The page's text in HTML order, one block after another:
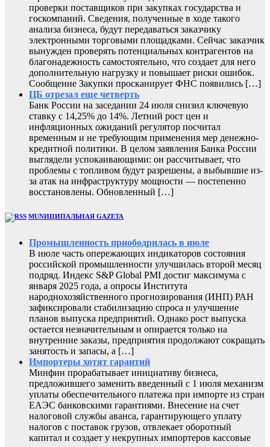
проверки поставщиков при закупках государства и
госкомпаний. Сведения, полученные в ходе такого
анализа бизнеса, будут передаваться заказчику
электронными торговыми площадками. Сейчас заказчик
вынужден проверять потенциальных контрагентов на
благонадежность самостоятельно, что создает для него
дополнительную нагрузку и повышает риски ошибок.
Сообщение Закупки просканирует ФНС появились […]
ЦБ отрезал еще четверть
Банк России на заседании 24 июля снизил ключевую
ставку с 14,25% до 14%. Летний рост цен и
инфляционных ожиданий регулятор посчитал
временным и не требующим применения мер денежно-
кредитной политики. В целом заявления Банка России
выглядели успокаивающими: он рассчитывает, что
проблемы с топливом будут разрешены, а выбывшие из-
за атак на инфраструктуру мощности — постепенно
восстановлены. Обновленный […]
MUNИЦИПАЛЬНАЯ GAZЕТА
Промышленность приободрилась в июле
В июле часть опережающих индикаторов состояния
российской промышленности улучшилась второй месяц
подряд. Индекс S&P Global PMI достиг максимума с
января 2025 года, а опросы Института
народнохозяйственного прогнозирования (ИНП) РАН
зафиксировали стабилизацию спроса и улучшение
планов выпуска предприятий. Однако рост выпуска
остается незначительным и опирается только на
внутренние заказы, предприятия продолжают сокращать
занятость и запасы, а […]
Импортеры хотят гарантий
Минфин прорабатывает инициативу бизнеса,
предложившего заменить введенный с 1 июля механизм
уплаты обеспечительного платежа при импорте из стран
ЕАЭС банковскими гарантиями. Внесение на счет
налоговой службы аванса, гарантирующего уплату
налогов с поставок грузов, отвлекает оборотный
капитал и создает у некрупных импортеров кассовые